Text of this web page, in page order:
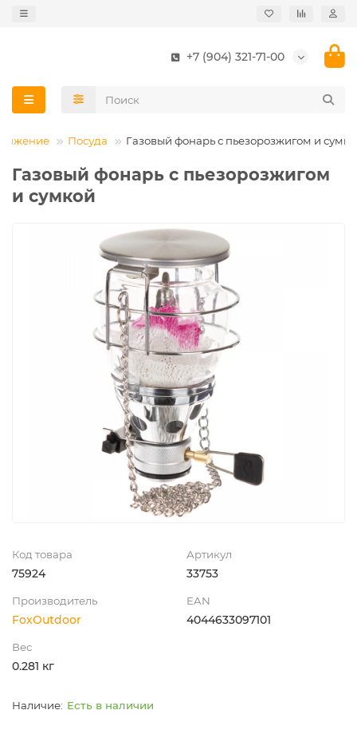
+7 (904) 321-71-00
Посуда Газовый фонарь с пьезорозжигом и
Газовый фонарь с пьезорозжигом
и сумкой
Код товара
75924
Артикул
33753
Производитель
FoxOutdoor
EAN
4044633097101
Вес
0.281 кг
Есть в наличии